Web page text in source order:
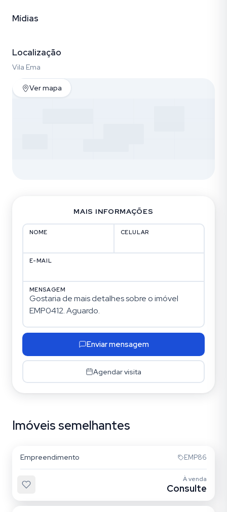
Mídias
Localização
Vila Ema
Ver mapa
MAIS INFORMAÇÕES
NOME CELULAR
E-MAIL
MENSAGEM
Enviar mensagem
Agendar visita
Imóveis semelhantes
Vila Graciosa
Empreendimento EMP86
À venda
Consulte